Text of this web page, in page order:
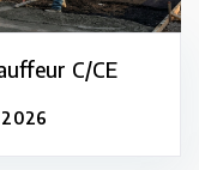
C/CE
2026